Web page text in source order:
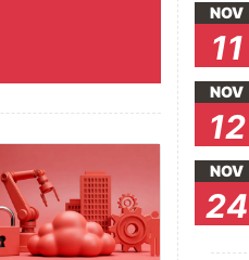
NOV
11
NOV
12
NOV
24